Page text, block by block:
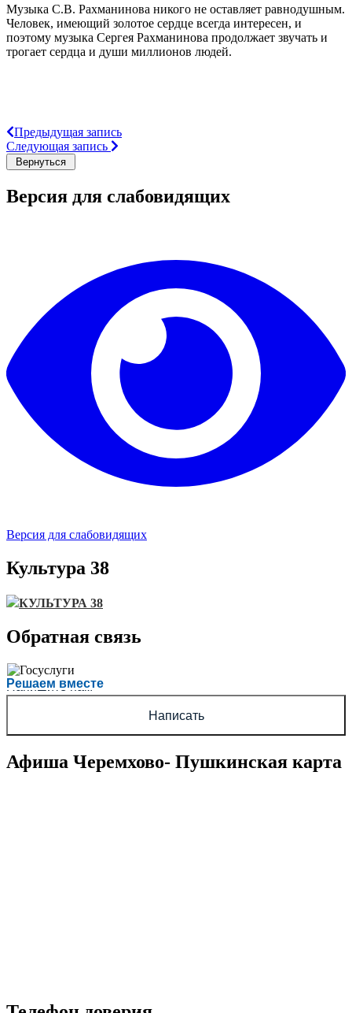
Музыка С.В. Рахманинова никого не оставляет равнодушным.
Человек, имеющий золотое сердце всегда интересен, и
поэтому музыка Сергея Рахманинова продолжает звучать и
трогает сердца и души миллионов людей.
Предыдущая запись
Следующая запись
Версия для слабовидящих
Версия для слабовидящих
Культура 38
КУЛЬТУРА 38
Обратная связь
Решаем вместе
Есть вопрос?
Напишите нам
Написать
Афиша Черемхово- Пушкинская карта